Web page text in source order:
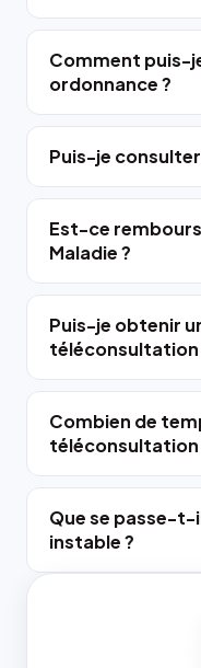
Comment puis-
ordonnance ?
Puis-je
Est-ce
Maladie ?
Puis-je obtenir
téléconsultation
Combien de
téléconsultation
Que se passe-t-
instable ?